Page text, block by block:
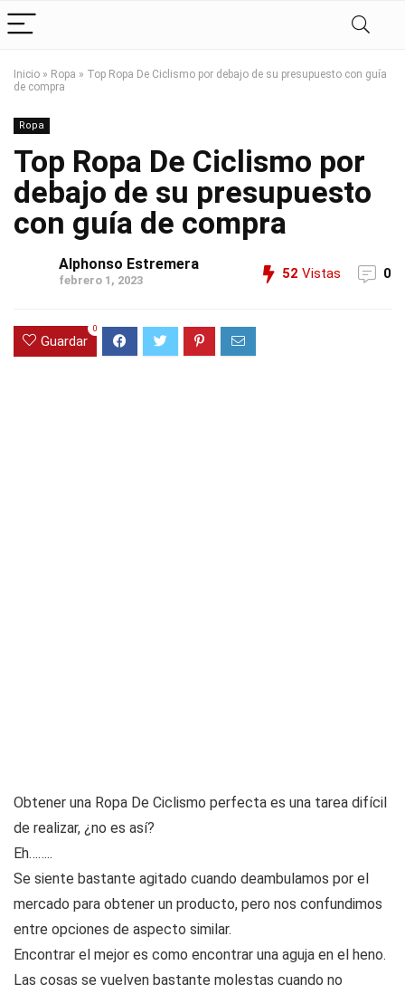
Inicio » Ropa » Top Ropa De Ciclismo por debajo de su presupuesto con guía
de compra
Ropa
Top Ropa De Ciclismo por
debajo de su presupuesto
con guía de compra
Alphonso Estremera
febrero 1, 2023 52 Vistas 0
Guardar
0
Obtener una Ropa De Ciclismo perfecta es una tarea difícil
de realizar, ¿no es así?
Eh……..
Se siente bastante agitado cuando deambulamos por el
mercado para obtener un producto, pero nos confundimos
entre opciones de aspecto similar.
Encontrar el mejor es como encontrar una aguja en el heno.
Las cosas se vuelven bastante molestas cuando no